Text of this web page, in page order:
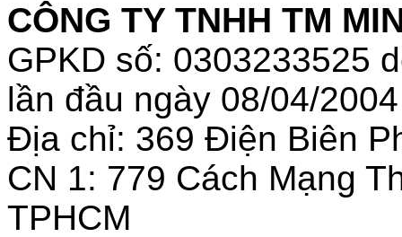
CÔNG TY TNHH TM
GPKD số: 0303233525
lần đầu ngày 08/04/2004
Địa chỉ: 369 Điện Biên
CN 1: 779 Cách Mạng
TPHCM